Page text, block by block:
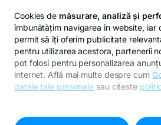
Cookies de măsurare, analiză și
îmbunătățim navigarea în website, iar
permit să îți oferim publicitate
pentru utilizarea acestora, partenerii
pot folosi pentru personalizarea
internet. Află mai multe despre cum
datele tale personale sau citeste
cookies"